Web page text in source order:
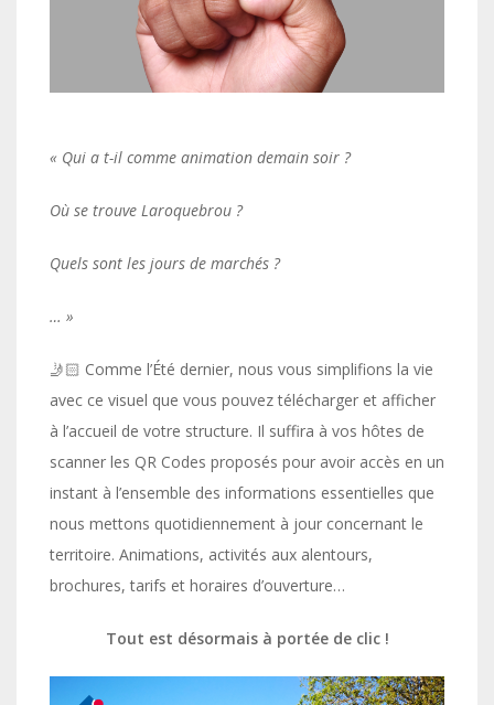
« Qui a t-il comme animation demain soir ?
Où se trouve Laroquebrou ?
Quels sont les jours de marchés ?
… »
🤳🏻 Comme l’Été dernier, nous vous simplifions la vie
avec ce visuel que vous pouvez télécharger et afficher
à l’accueil de votre structure. Il suffira à vos hôtes de
scanner les QR Codes proposés pour avoir accès en un
instant à l’ensemble des informations essentielles que
nous mettons quotidiennement à jour concernant le
territoire. Animations, activités aux alentours,
brochures, tarifs et horaires d’ouverture…
Tout est désormais à portée de clic !